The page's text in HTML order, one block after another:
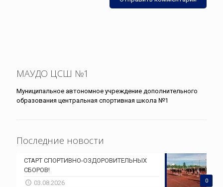
МАУДО ЦСШ №1
Муниципальное автономное учреждение дополнительного
образования центральная спортивная школа №1
Последние новости
0
СТАРТ СПОРТИВНО-ОЗДОРОВИТЕЛЬНЫХ
СБОРОВ!
03.08.2026